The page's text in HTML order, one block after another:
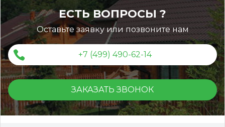
ЕСТЬ ВОПРОСЫ ?
Оставьте заявку или позвоните нам
+7 (499) 490-62-14
ЗАКАЗАТЬ ЗВОНОК